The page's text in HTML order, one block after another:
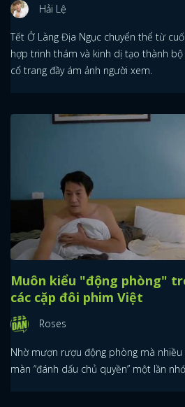
Hải Lệ
Tết Ở Làng Địa Ngục chuyển thể từ
hợp trinh thám và kinh dị tạo thành
cổ trang đầy ám ảnh người xem.
Muôn kiểu "động phòng"
các cặp đôi phim Việt
Roses
Nhờ mượn rượu động phòng mà
màn “đánh dấu chủ quyền” một lần